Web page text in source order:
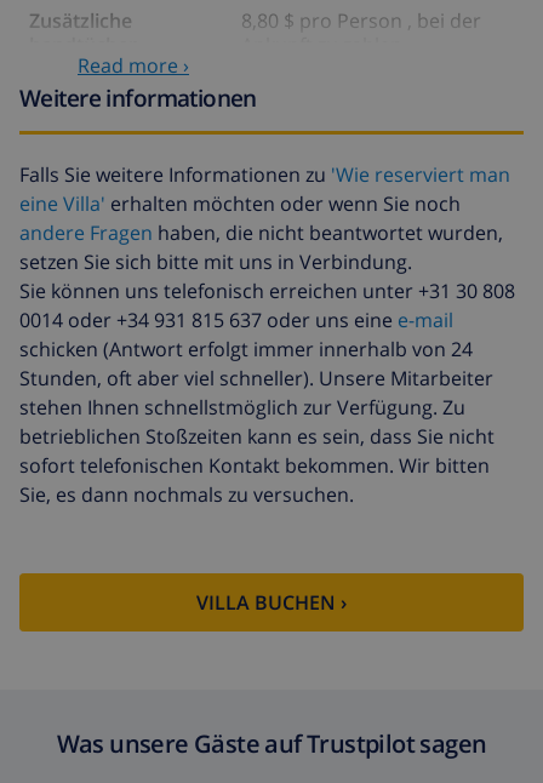
Zusätzliche
8,80 $ pro Person , bei der
Späte abreise
113,75 $
Zusätzliche
basiert auf den
(52,77 $/HOUR)
Reiserücktrittsfonds:
4.80% der Gesamtsumme
Read more ›
Weitere informationen
Falls Sie weitere Informationen zu 'Wie reserviert man
eine Villa' erhalten möchten oder wenn Sie noch
andere Fragen haben, die nicht beantwortet wurden,
setzen Sie sich bitte mit uns in Verbindung.
Sie können uns telefonisch erreichen unter +31 30 808
0014 oder +34 931 815 637 oder uns eine e-mail
schicken (Antwort erfolgt immer innerhalb von 24
Stunden, oft aber viel schneller). Unsere Mitarbeiter
stehen Ihnen schnellstmöglich zur Verfügung. Zu
betrieblichen Stoßzeiten kann es sein, dass Sie nicht
sofort telefonischen Kontakt bekommen. Wir bitten
Sie, es dann nochmals zu versuchen.
VILLA BUCHEN ›
Was unsere Gäste auf Trustpilot sagen